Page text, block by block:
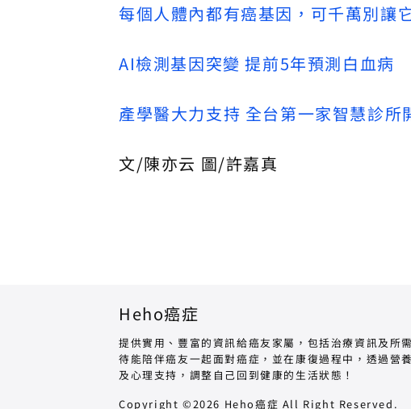
每個人體內都有癌基因，可千萬別讓
AI檢測基因突變 提前5年預測白血病
產學醫大力支持 全台第一家智慧診所
文/陳亦云 圖/許嘉真
Heho癌症
提供實用、豐富的資訊給癌友家屬，包括治療資訊及所
待能陪伴癌友一起面對癌症，並在康復過程中，透過營
及心理支持，調整自己回到健康的生活狀態！
Copyright ©2026 Heho癌症 All Right Reserved.